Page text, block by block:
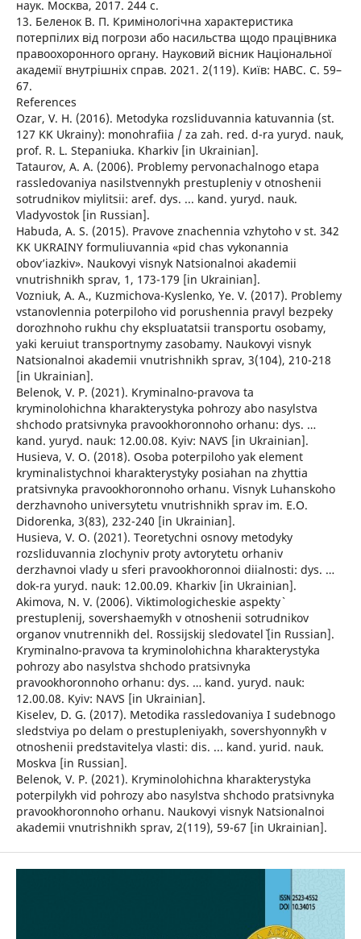
наук. Москва, 2017. 244 с.
13. Беленок В. П. Кримінологічна характеристика
потерпілих від погрози або насильства щодо працівника
правоохоронного органу. Науковий вісник Національної
академії внутрішніх справ. 2021. 2(119). Київ: НАВС. С. 59–
67.
References
Ozar, V. H. (2016). Metodyka rozsliduvannia katuvannia (st.
127 KK Ukrainy): monohrafiia / za zah. red. d-ra yuryd. nauk,
prof. R. L. Stepaniuka. Kharkiv [in Ukrainian].
Tataurov, A. A. (2006). Problemy pervonachalnogo etapa
rassledovaniya nasilstvennykh prestupleniy v otnoshenii
sotrudnikov miylitsii: aref. dys. ... kand. yuryd. nauk.
Vladyvostok [in Russian].
Habuda, A. S. (2015). Pravove znachennia vzhytoho v st. 342
KK UKRAINY formuliuvannia «pid chas vykonannia
obov’iazkiv». Naukovyi visnyk Natsionalnoi akademii
vnutrishnikh sprav, 1, 173-179 [in Ukrainian].
Vozniuk, A. A., Kuzmichova-Kyslenko, Ye. V. (2017). Problemy
vstanovlennia poterpiloho vid porushennia pravyl bezpeky
dorozhnoho rukhu chy ekspluatatsii transportu osobamy,
yaki keruiut transportnymy zasobamy. Naukovyi visnyk
Natsionalnoi akademii vnutrishnikh sprav, 3(104), 210-218
[in Ukrainian].
Belenok, V. P. (2021). Kryminalno-pravova ta
kryminolohichna kharakterystyka pohrozy abo nasylstva
shchodo pratsivnyka pravookhoronnoho orhanu: dys. …
kand. yuryd. nauk: 12.00.08. Kyiv: NAVS [in Ukrainian].
Husieva, V. O. (2018). Osoba poterpiloho yak element
kryminalistychnoi kharakterystyky posiahan na zhyttia
pratsivnyka pravookhoronnoho orhanu. Visnyk Luhanskoho
derzhavnoho universytetu vnutrishnikh sprav im. E.O.
Didorenka, 3(83), 232-240 [in Ukrainian].
Husieva, V. O. (2021). Teoretychni osnovy metodyky
rozsliduvannia zlochyniv proty avtorytetu orhaniv
derzhavnoi vlady u sferi pravookhoronnoi diialnosti: dys. …
dok-ra yuryd. nauk: 12.00.09. Kharkiv [in Ukrainian].
Akimova, N. V. (2006). Viktimologicheskie aspekty`
prestuplenij, sovershaemy`kh v otnoshenii sotrudnikov
organov vnutrennikh del. Rossijskij sledovatel` [in Russian].
Kryminalno-pravova ta kryminolohichna kharakterystyka
pohrozy abo nasylstva shchodo pratsivnyka
pravookhoronnoho orhanu: dys. … kand. yuryd. nauk:
12.00.08. Kyiv: NAVS [in Ukrainian].
Kiselev, D. G. (2017). Metodika rassledovaniya I sudebnogo
sledstviya po delam o prestupleniyakh, sovershyonny`kh v
otnoshenii predstavitelya vlasti: dis. ... kand. yurid. nauk.
Moskva [in Russian].
Belenok, V. P. (2021). Kryminolohichna kharakterystyka
poterpilykh vid pohrozy abo nasylstva shchodo pratsivnyka
pravookhoronnoho orhanu. Naukovyi visnyk Natsionalnoi
akademii vnutrishnikh sprav, 2(119), 59-67 [in Ukrainian].